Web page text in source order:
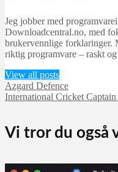
Jeg jobber med
Downloadcentral.no, med
brukervennlige forklaringer.
riktig programvare – raskt
View all posts
Azgard Defence
International Cricket Captain
Vi tror du også